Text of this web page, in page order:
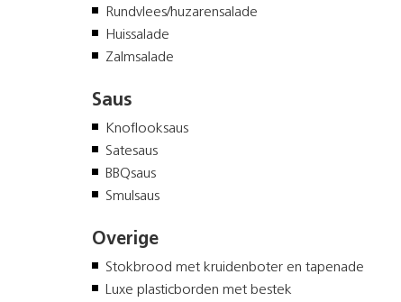
Rundvlees/huzarensalade
Huissalade
Zalmsalade
Saus
Knoflooksaus
Satesaus
BBQsaus
Smulsaus
Overige
Stokbrood met kruidenboter en tapenade
Luxe plasticborden met bestek